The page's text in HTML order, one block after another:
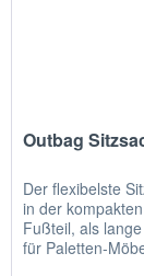
Outbag
Der flexibelste
in der
Fußteil, als
für Paletten-